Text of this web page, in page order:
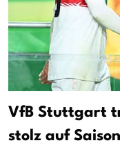
VfB Stuttgart
stolz auf